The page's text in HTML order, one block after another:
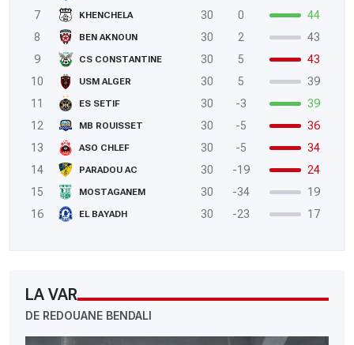
7
KHENCHELA 30 0
44
8
BEN AKNOUN 30 2
43
9
CS CONSTANTINE 30 5
43
10
USM ALGER 30 5
39
11
ES SETIF 30 -3
39
12
MB ROUISSET 30 -5
36
13
ASO CHLEF 30 -5
34
14
PARADOU AC 30 -19
24
15
MOSTAGANEM 30 -34
19
16
EL BAYADH 30 -23 17
LA VAR
DE REDOUANE BENDALI